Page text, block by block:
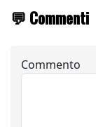
💬 Commenti